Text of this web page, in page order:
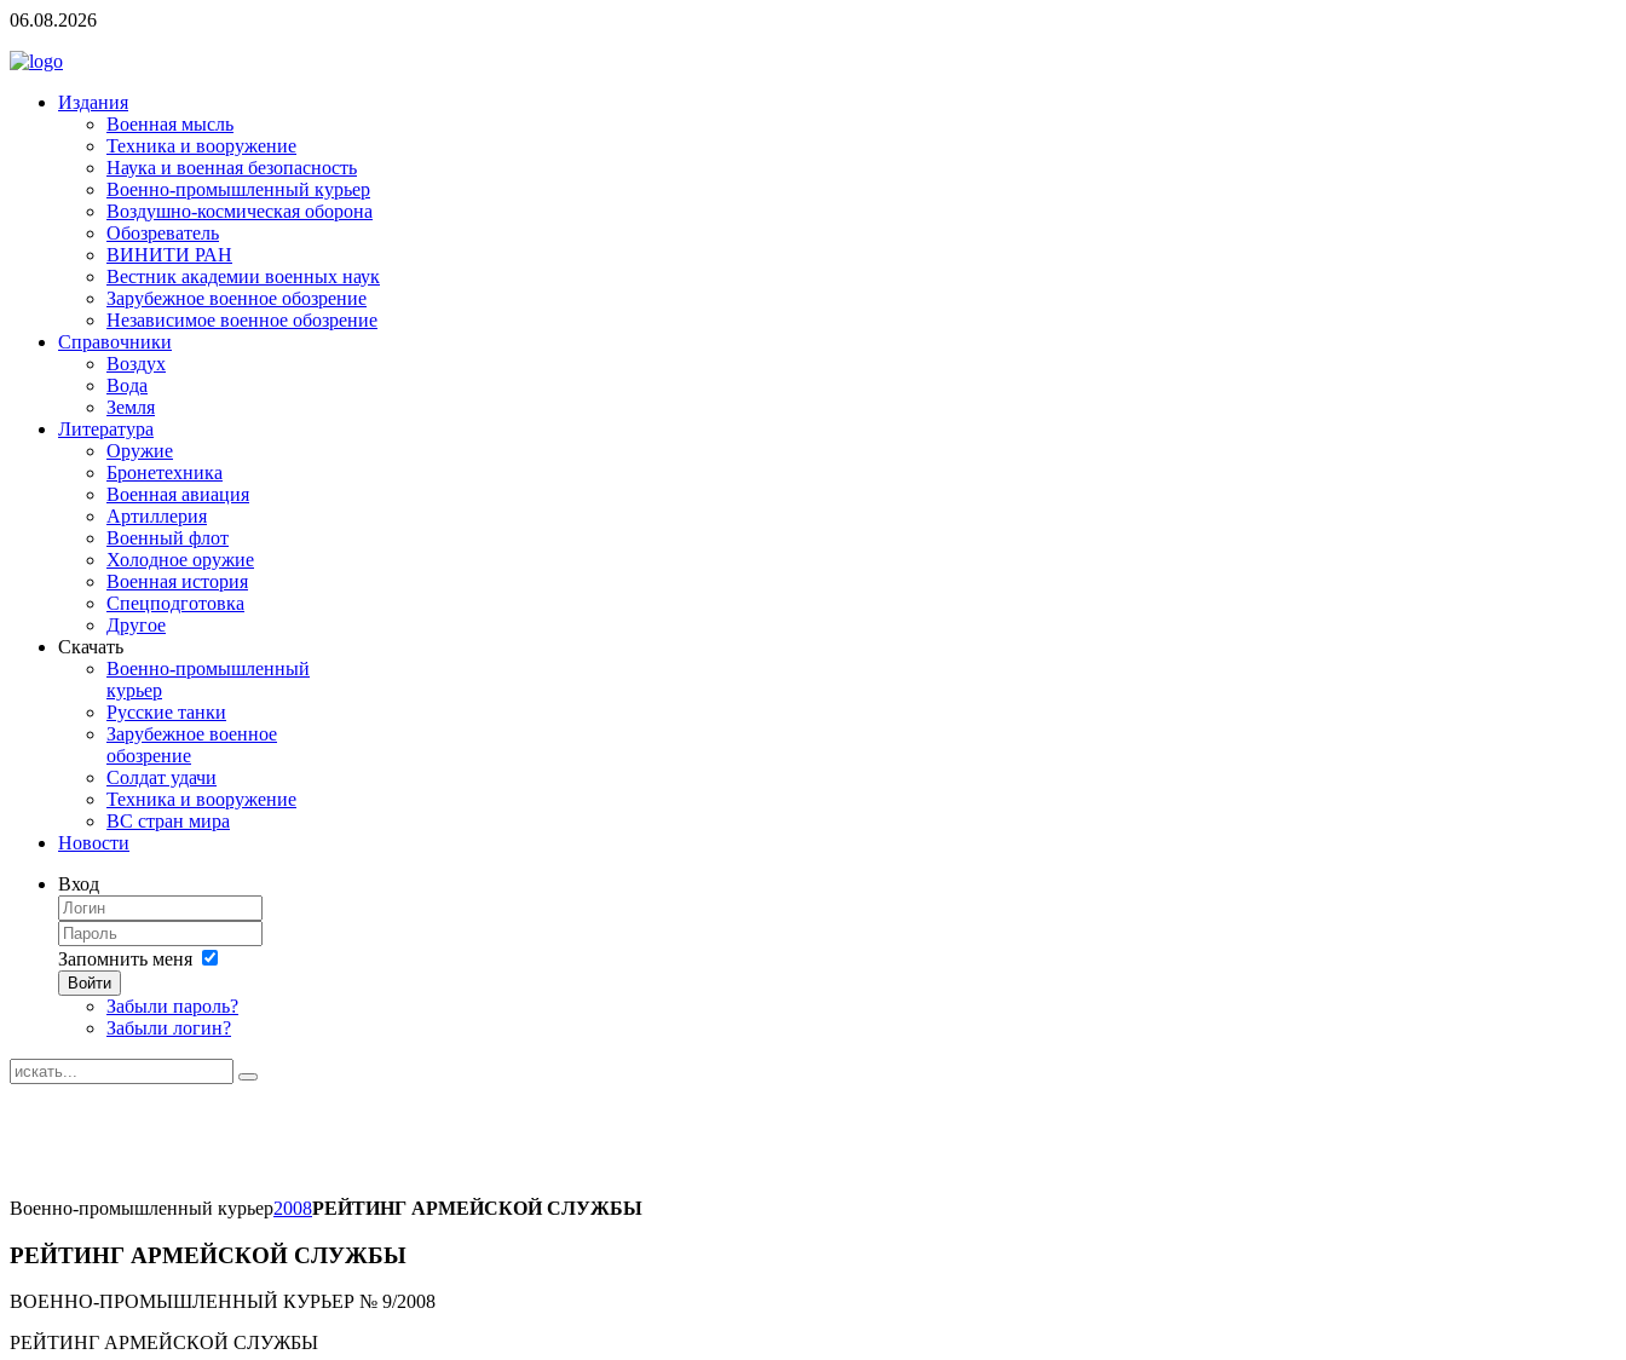
06.08.2026
Издания
Военная мысль
Техника и вооружение
Наука и военная безопасность
Военно-промышленный курьер
Воздушно-космическая оборона
Обозреватель
ВИНИТИ РАН
Вестник академии военных наук
Зарубежное военное обозрение
Независимое военное обозрение
Справочники
Воздух
Вода
Земля
Литература
Оружие
Бронетехника
Военная авиация
Артиллерия
Военный флот
Холодное оружие
Военная история
Спецподготовка
Другое
Скачать
Военно-промышленный
курьер
Русские танки
Зарубежное военное
обозрение
Солдат удачи
Техника и вооружение
ВС стран мира
Новости
Вход
Запомнить меня
Войти
Забыли пароль?
Забыли логин?
Военно-промышленный курьер2008РЕЙТИНГ АРМЕЙСКОЙ СЛУЖБЫ
РЕЙТИНГ АРМЕЙСКОЙ СЛУЖБЫ
ВОЕННО-ПРОМЫШЛЕННЫЙ КУРЬЕР № 9/2008
РЕЙТИНГ АРМЕЙСКОЙ СЛУЖБЫ